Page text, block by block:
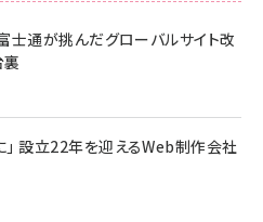
士通が挑んだグローバルサイト改
設立22年を迎えるWeb制作会社